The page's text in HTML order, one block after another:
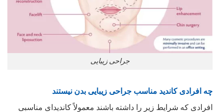
جراحی زیبایی
چه افرادی کاندید مناسب جراحی زیبایی بدن نیستند
افرادی که شرایط زیر را داشته باشند معمولاً کاندیدای مناسبی